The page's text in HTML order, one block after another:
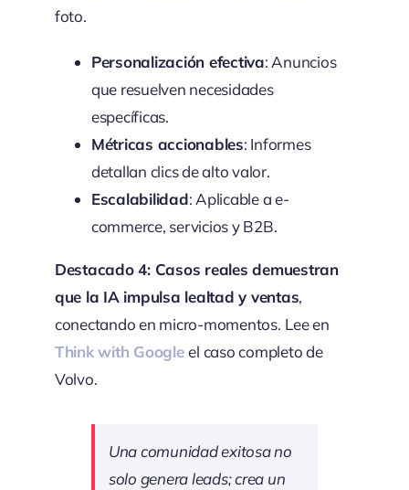
foto.
Personalización efectiva: Anuncios
que resuelven necesidades
específicas.
Métricas accionables: Informes
detallan clics de alto valor.
Escalabilidad: Aplicable a e-
commerce, servicios y B2B.
Destacado 4: Casos reales demuestran
que la IA impulsa lealtad y ventas,
conectando en micro-momentos. Lee en
Think with Googleel caso completo de
Volvo.
Una comunidad exitosa no
solo genera leads; crea un